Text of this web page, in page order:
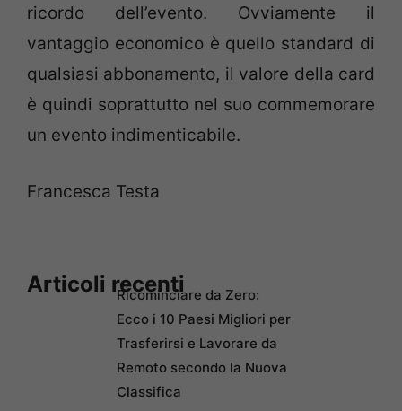
ricordo dell’evento. Ovviamente il
vantaggio economico è quello standard di
qualsiasi abbonamento, il valore della card
è quindi soprattutto nel suo commemorare
un evento indimenticabile.
Francesca Testa
Articoli recentiRicominciare da Zero:
Ecco i 10 Paesi Migliori per
Trasferirsi e Lavorare da
Remoto secondo la Nuova
Classifica